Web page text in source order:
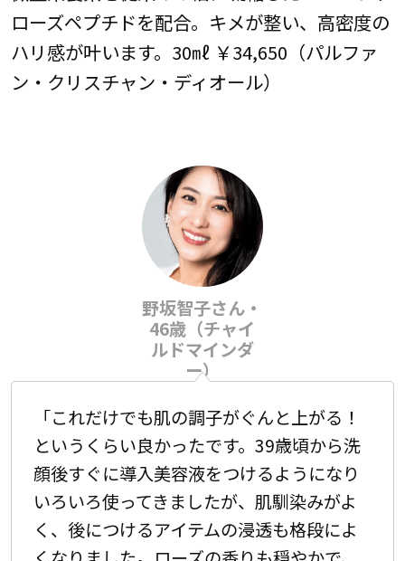
ローズペプチドを配合。キメが整い、高密度の
ハリ感が叶います。30㎖ ￥34,650（パルファ
ン・クリスチャン・ディオール）
野坂智子さん・
46歳（チャイ
ルドマインダ
ー）
「これだけでも肌の調子がぐんと上がる！
というくらい良かったです。39歳頃から洗
顔後すぐに導入美容液をつけるようになり
いろいろ使ってきましたが、肌馴染みがよ
く、後につけるアイテムの浸透も格段によ